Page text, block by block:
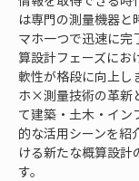
は専門の測量機器と
マホ一つで迅速に完
算設計フェーズにお
軟性が格段に向上し
ホ×測量技術の革新
て建築・土木・イン
的な活用シーンを紹
ける新たな概算設計
す。